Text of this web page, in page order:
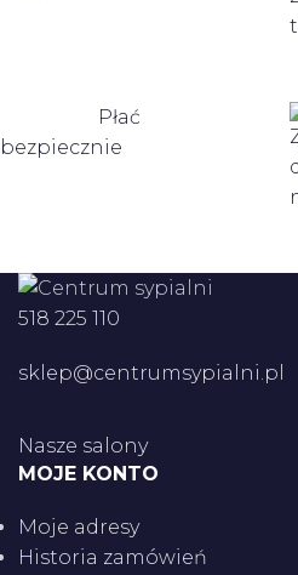
Płać
bezpiecznie
518 225 110
sklep@centrumsypialni.pl
Nasze salony
MOJE KONTO
Moje adresy
Historia zamówień